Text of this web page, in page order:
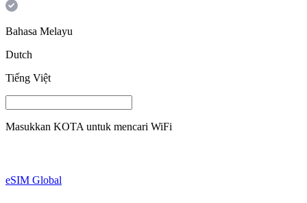
Bahasa Melayu
Dutch
Tiếng Việt
Masukkan KOTA untuk mencari WiFi
eSIM Global